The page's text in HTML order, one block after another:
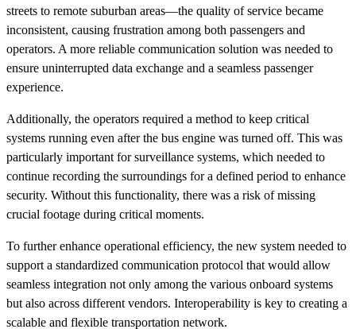
streets to remote suburban areas—the quality of service became
inconsistent, causing frustration among both passengers and
operators. A more reliable communication solution was needed to
ensure uninterrupted data exchange and a seamless passenger
experience.
Additionally, the operators required a method to keep critical
systems running even after the bus engine was turned off. This was
particularly important for surveillance systems, which needed to
continue recording the surroundings for a defined period to enhance
security. Without this functionality, there was a risk of missing
crucial footage during critical moments.
To further enhance operational efficiency, the new system needed to
support a standardized communication protocol that would allow
seamless integration not only among the various onboard systems
but also across different vendors. Interoperability is key to creating a
scalable and flexible transportation network.